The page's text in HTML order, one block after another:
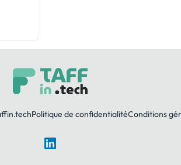
Politique de confidentialitéConditions
LinkedIn